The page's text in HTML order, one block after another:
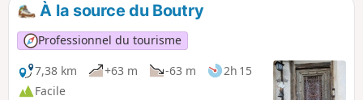
À la source du Boutry
Professionnel du tourisme
7,38 km
+63 m -63 m
2h 15
Facile